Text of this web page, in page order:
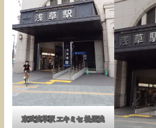
東武浅草駅 エキミセ 松屋浅